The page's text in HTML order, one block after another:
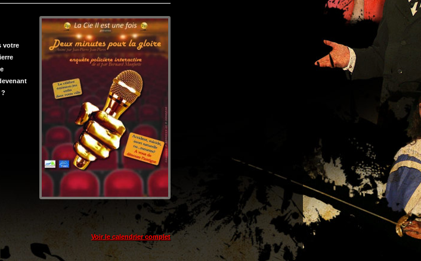
votre
Voir le calendrier complet